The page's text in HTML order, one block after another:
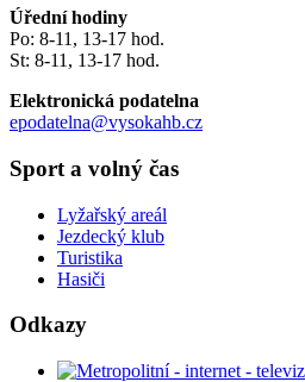
Úřední hodiny
Po: 8-11, 13-17 hod.
St: 8-11, 13-17 hod.
Elektronická podatelna
epodatelna@vysokahb.cz
Sport a volný čas
Lyžařský areál
Jezdecký klub
Turistika
Hasiči
Odkazy